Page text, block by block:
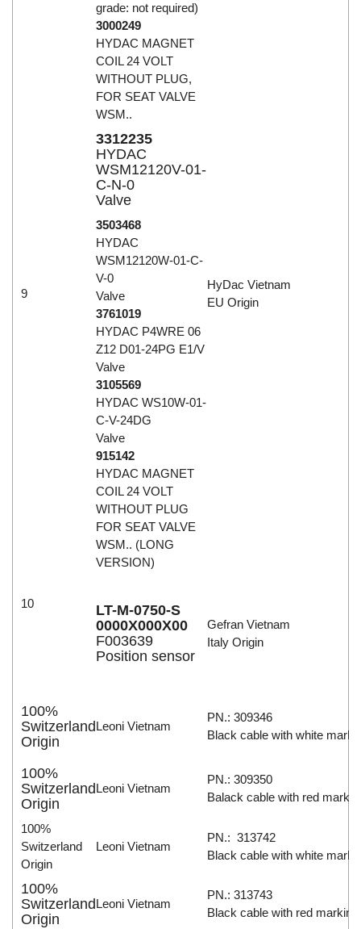
grade: not required)
9
3000249
HYDAC MAGNET
COIL 24 VOLT
WITHOUT PLUG,
FOR SEAT VALVE
WSM..
HyDac Vietnam
EU Origin
3312235
HYDAC
WSM12120V-01-
C-N-0
Valve
3503468
HYDAC
WSM12120W-01-C-
V-0
Valve
3761019
HYDAC P4WRE 06
Z12 D01-24PG E1/V
Valve
3105569
HYDAC WS10W-01-
C-V-24DG
Valve
915142
HYDAC MAGNET
COIL 24 VOLT
WITHOUT PLUG
FOR SEAT VALVE
WSM.. (LONG
VERSION)
10
LT-M-0750-S
0000X000X00
F003639
Position sensor
Gefran Vietnam
Italy Origin
100%
Switzerland
Origin
Leoni Vietnam
PN.: 309346
Black cable with white
100%
Switzerland
Origin
Leoni Vietnam
PN.: 309350
Balack cable with red
100%
Switzerland
Origin
Leoni Vietnam
PN.: 313742
Black cable with white
100%
Switzerland
Origin
Leoni Vietnam
PN.: 313743
Black cable with red marking